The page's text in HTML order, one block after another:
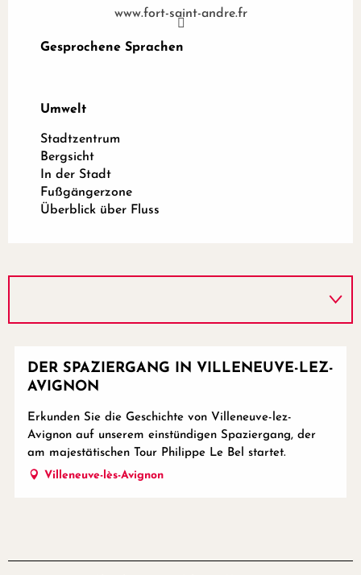
www.fort-saint-andre.fr
Gesprochene Sprachen
Gesprochene Sprachen
Umwelt
Umwelt
Stadtzentrum
Bergsicht
In der Stadt
Fußgängerzone
Überblick über Fluss
DER SPAZIERGANG IN VILLENEUVE-LEZ-
AVIGNON
Erkunden Sie die Geschichte von Villeneuve-lez-
Avignon auf unserem einstündigen Spaziergang, der
am majestätischen Tour Philippe Le Bel startet.
Villeneuve-lès-Avignon